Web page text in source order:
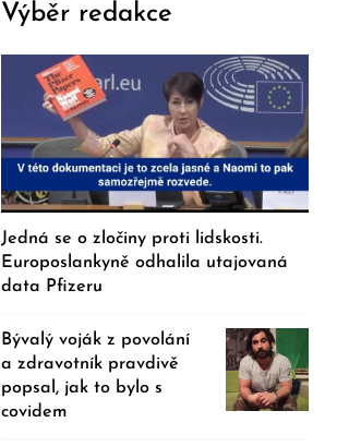
Výběr redakce
Jedná se o zločiny proti lidskosti.
Europoslankyně odhalila utajovaná
data Pfizeru
Bývalý voják z povolání
a zdravotník pravdivě
popsal, jak to bylo s
covidem